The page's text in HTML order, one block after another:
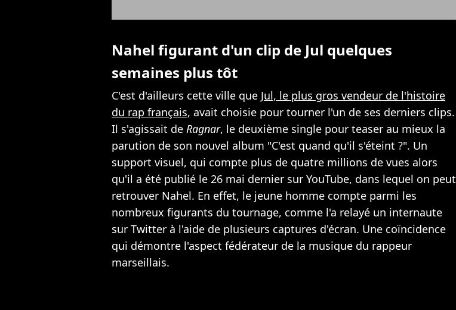
Nahel figurant d'un clip de Jul quelques
semaines plus tôt
C'est d'ailleurs cette ville que Jul, le plus gros vendeur de l'histoire
du rap français, avait choisie pour tourner l'un de ses derniers clips.
Il s'agissait de Ragnar, le deuxième single pour teaser au mieux la
parution de son nouvel album "C'est quand qu'il s'éteint ?". Un
support visuel, qui compte plus de quatre millions de vues alors
qu'il a été publié le 26 mai dernier sur YouTube, dans lequel on peut
retrouver Nahel. En effet, le jeune homme compte parmi les
nombreux figurants du tournage, comme l'a relayé un internaute
sur Twitter à l'aide de plusieurs captures d'écran. Une coïncidence
qui démontre l'aspect fédérateur de la musique du rappeur
marseillais.